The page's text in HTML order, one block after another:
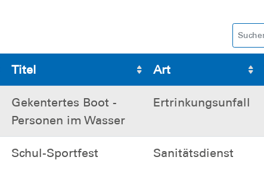
Titel Art
Gekentertes Boot -
Personen im Wasser
Ertrinkungsunfall
Schul-Sportfest Sanitätsdienst